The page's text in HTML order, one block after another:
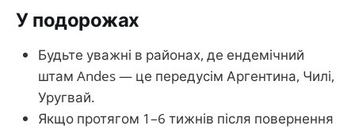
У подорожах
Будьте уважні в районах, де ендемічний
штам Andes — це передусім Аргентина, Чилі,
Уругвай.
Якщо протягом 1–6 тижнів після повернення